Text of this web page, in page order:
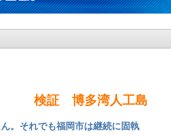
検証 博多湾人工島
。それでも福岡市は継続に固執